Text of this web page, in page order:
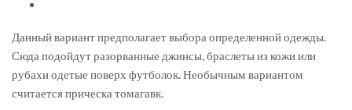
Данный вариант предполагает выбора определенной одежды.
Сюда подойдут разорванные джинсы, браслеты из кожи или
рубахи одетые поверх футболок. Необычным вариантом
считается прическа томагавк.